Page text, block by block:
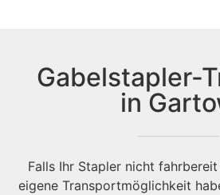
Gabelstapler-
in
Falls Ihr Stapler nicht
eigene Transportmöglichkeit